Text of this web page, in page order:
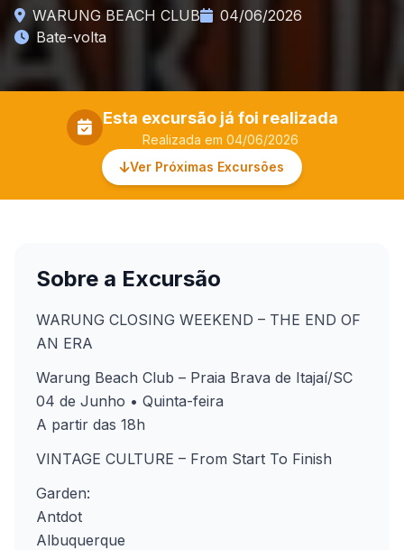
WARUNG BEACH CLUB
04/06/2026
Bate-volta
Esta excursão já foi realizada
Realizada em 04/06/2026
Ver Próximas Excursões
Sobre a Excursão
WARUNG CLOSING WEEKEND – THE END OF
AN ERA
Warung Beach Club – Praia Brava de Itajaí/SC
04 de Junho • Quinta-feira
A partir das 18h
VINTAGE CULTURE – From Start To Finish
Garden:
Antdot
Albuquerque